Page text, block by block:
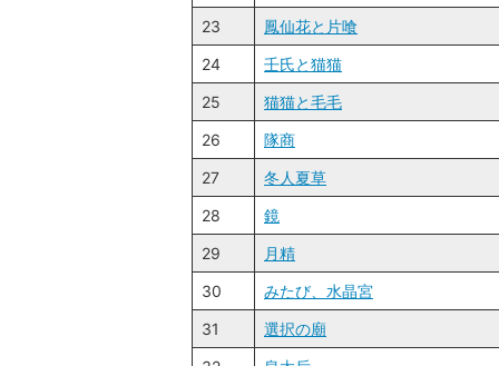
23
鳳仙花と片喰
24
壬氏と猫猫
25
猫猫と毛毛
26
隊商
27
冬人夏草
28
鏡
29
月精
30
みたび、水晶宮
31
選択の廟